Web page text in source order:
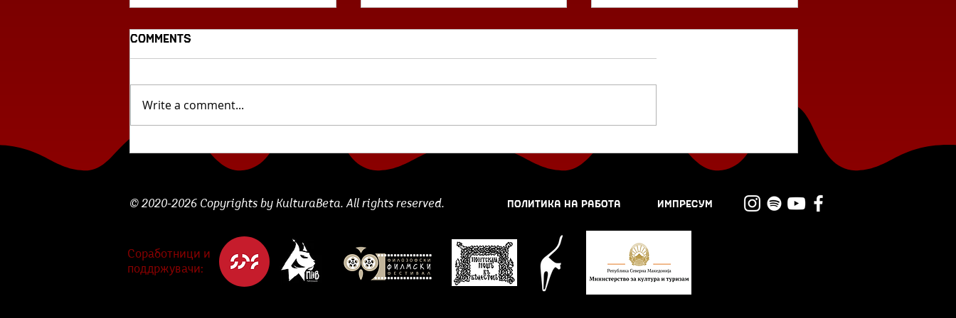
„Часовникот“ од Васја
„Разбуди се, нешто се
Среткоска“
мечтае“ од Борис
Comments
Write a comment...
© 2020-2026 Copyrights by KulturaBeta. All rights reserved. ИМПРЕСУМ
ПОЛИТИКА НА РАБОТА
Соработници и
поддржувачи: